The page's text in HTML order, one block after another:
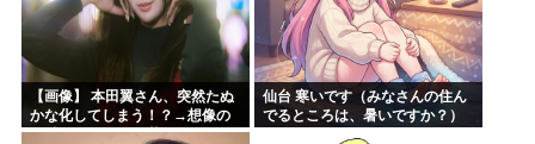
【画像】 本田翼さん、突然たぬ
かな化してしまう！？→想像の
20倍はたぬかなで草w w w w w
仙台 寒いです（みなさんの住ん
でるところは、暑いですか？）